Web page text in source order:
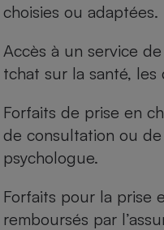
choisies ou adaptées.
Accès à un service
tchat sur la santé, les
Forfaits de prise en
de consultation ou
psychologue.
Forfaits pour la prise
remboursés par